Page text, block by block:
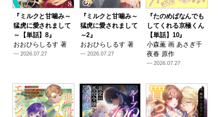
『ミルクと甘噛み～
猛虎に愛されまして
～【単話】8』
おおひらしるす 著
— 2026.07.27
『ミルクと甘噛み～
猛虎に愛されまして
～2』
おおひらしるす 著
— 2026.07.27
『たのめばなんでも
してくれる京極くん
【単話】10』
小森薫 画 あさぎ千
夜春 原作
— 2026.07.27